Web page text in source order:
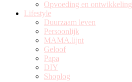
Opvoeding en ontwikkeling
Lifestyle
Duurzaam leven
Persoonlijk
MAMA.lijnt
Geloof
Papa
DIY
Shoplog